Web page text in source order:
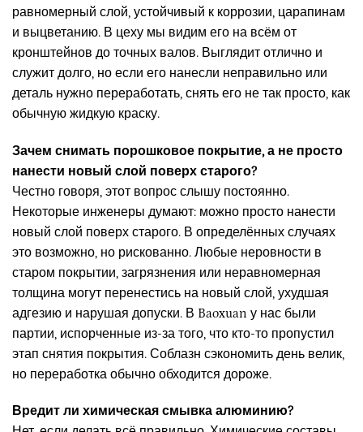
равномерный слой, устойчивый к коррозии, царапинам
и выцветанию. В цеху мы видим его на всём от
кронштейнов до точных валов. Выглядит отлично и
служит долго, но если его нанесли неправильно или
деталь нужно переработать, снять его не так просто, как
обычную жидкую краску.
Зачем снимать порошковое покрытие, а не просто
нанести новый слой поверх старого?
Честно говоря, этот вопрос слышу постоянно.
Некоторые инженеры думают: можно просто нанести
новый слой поверх старого. В определённых случаях
это возможно, но рискованно. Любые неровности в
старом покрытии, загрязнения или неравномерная
толщина могут перенестись на новый слой, ухудшая
адгезию и нарушая допуски. В Baoxuan у нас были
партии, испорченные из-за того, что кто-то пропустил
этап снятия покрытия. Соблазн сэкономить день велик,
но переработка обычно обходится дороже.
Вредит ли химическая смывка алюминию?